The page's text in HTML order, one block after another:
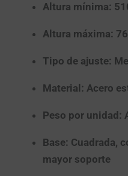
Altura mínima:
Altura máxima:
Tipo de ajuste:
Material: Acero
Peso por unidad:
Base: Cuadrada,
mayor soporte